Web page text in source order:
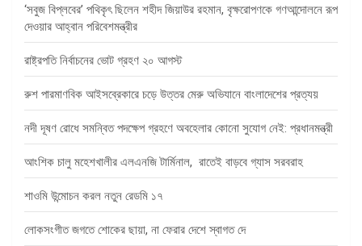
‘সবুজ বিপ্লবের’ পথিকৃৎ ছিলেন শহীদ জিয়াউর রহমান, বৃক্ষরোপণকে গণআন্দোলনে রূপ
দেওয়ার আহ্বান পরিবেশমন্ত্রীর
রাষ্ট্রপতি নির্বাচনের ভোট গ্রহণ ২০ আগস্ট
রুশ পারমাণবিক আইসব্রেকারে চড়ে উত্তর মেরু অভিযানে বাংলাদেশের প্রত্যয়
নদী দূষণ রোধে সমন্বিত পদক্ষেপ গ্রহণে অবহেলার কোনো সুযোগ নেই: প্রধানমন্ত্রী
আংশিক চালু মহেশখালীর এলএনজি টার্মিনাল, রাতেই বাড়বে গ্যাস সরবরাহ
শাওমি উন্মোচন করল নতুন রেডমি ১৭
লোকসংগীত জগতে শোকের ছায়া, না ফেরার দেশে স্বাগত দে